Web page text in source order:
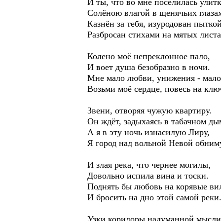
И ты, что во мне поселилась
Солёною влагой в щенячьих
Казнён за тебя, изуродован
Разбросан стихами на мятых
Колено моё непреклонное пало,
И воет душа безобразно в ночи.
Мне мало любви, унижения -
Возьми моё сердце, повесь на
Звени, отворяя чужую квартиру.
Он ждёт, задыхаясь в табачном
А я в эту ночь изнасилую Лиру,
Я город над вольной Невой
И злая река, что чернее могилы,
Довольно испила вина и тоски.
Поднять бы любовь на корявые
И бросить на дно этой самой реки.
Узки коридоры надуманной